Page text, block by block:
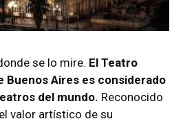
se lo mire. El Teatro
Buenos Aires es considerado
del mundo. Reconocido
valor artístico de su